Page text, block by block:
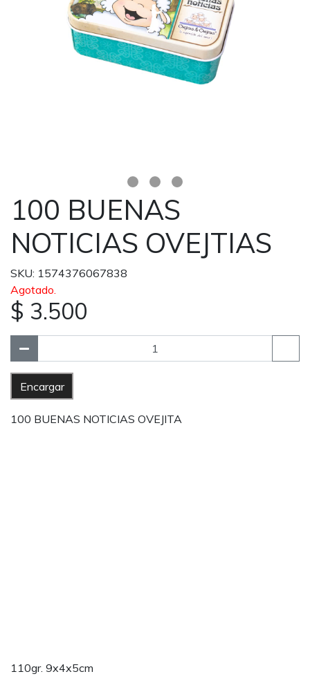
100 BUENAS
NOTICIAS OVEJTIAS
SKU: 1574376067838
Agotado.
$ 3.500
Encargar
100 BUENAS NOTICIAS OVEJITA
110gr. 9x4x5cm